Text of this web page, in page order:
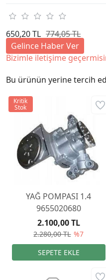
650,20 TL 774,05 TL
Gelince Haber Ver
Bizimle iletişime
Bu ürünün yerine tercih
YAĞ POMPASI 1.4
9655020680
2.280,00 TL %7
2.100,00 TL
Kritik
Stok